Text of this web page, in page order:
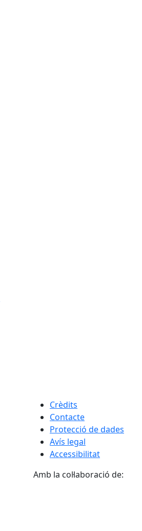
Crèdits
Contacte
Protecció de dades
Avís legal
Accessibilitat
Amb la col·laboració de: